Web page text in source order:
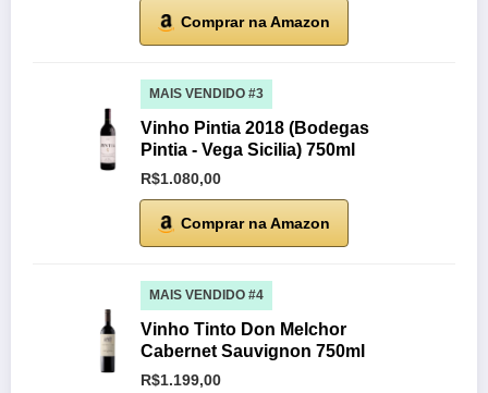
Comprar na Amazon
MAIS VENDIDO #3
Vinho Pintia 2018 (Bodegas
Pintia - Vega Sicilia) 750ml
R$1.080,00
Comprar na Amazon
MAIS VENDIDO #4
Vinho Tinto Don Melchor
Cabernet Sauvignon 750ml
R$1.199,00